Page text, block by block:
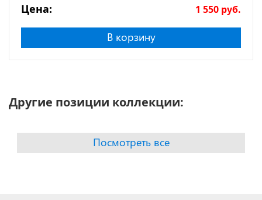
Цена: 1 550 руб.
В корзину
Другие позиции коллекции:
Посмотреть все